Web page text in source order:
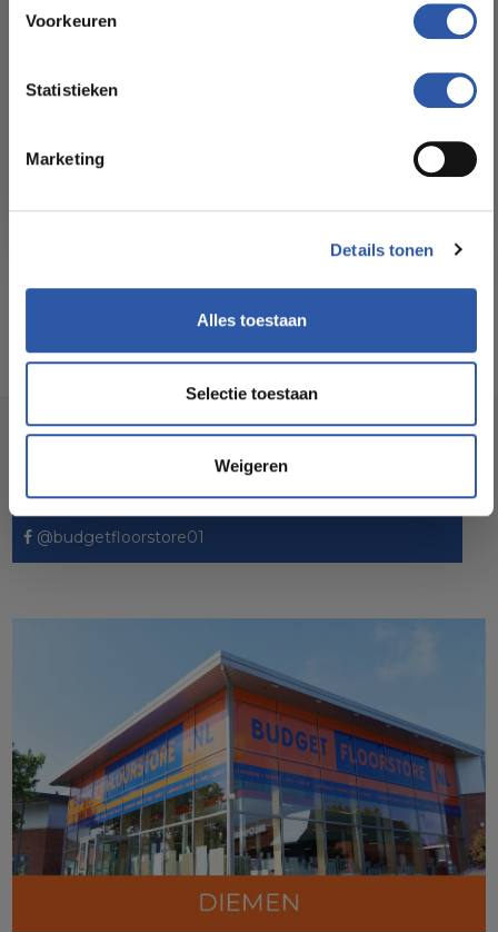
Voorkeuren
Statistieken
Marketing
Details tonen
Alles toestaan
Selectie toestaan
Weigeren
3 -5 werkdagen
Garantie: 15 jaar
Socialmedia
@budgetfloorstore01
betaalbare prijzen. Profiteer van een zorgeloze installatie